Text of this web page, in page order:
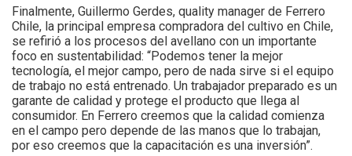
Finalmente, Guillermo Gerdes, quality manager de Ferrero
Chile, la principal empresa compradora del cultivo en Chile,
se refirió a los procesos del avellano con un importante
foco en sustentabilidad: “Podemos tener la mejor
tecnología, el mejor campo, pero de nada sirve si el equipo
de trabajo no está entrenado. Un trabajador preparado es un
garante de calidad y protege el producto que llega al
consumidor. En Ferrero creemos que la calidad comienza
en el campo pero depende de las manos que lo trabajan,
por eso creemos que la capacitación es una inversión”.